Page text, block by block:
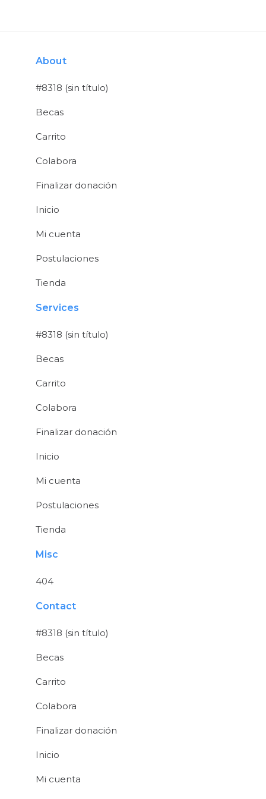
navigation
content
About
#8318 (sin título)
Becas
Carrito
Colabora
Finalizar donación
Inicio
Mi cuenta
Postulaciones
Tienda
Services
#8318 (sin título)
Becas
Carrito
Colabora
Finalizar donación
Inicio
Mi cuenta
Postulaciones
Tienda
Misc
404
Contact
#8318 (sin título)
Becas
Carrito
Colabora
Finalizar donación
Inicio
Mi cuenta